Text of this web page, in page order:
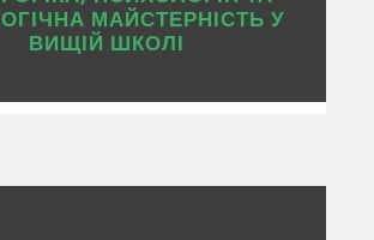
МАЙСТЕРНІСТЬ У
ВИЩІЙ ШКОЛІ